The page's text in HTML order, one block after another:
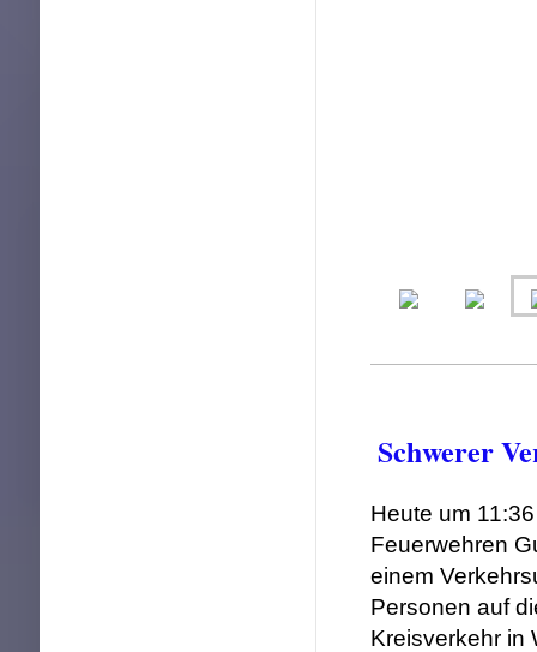
Schwerer
Heute um
Feuerwehren
einem
Personen auf
Kreisverkehr in